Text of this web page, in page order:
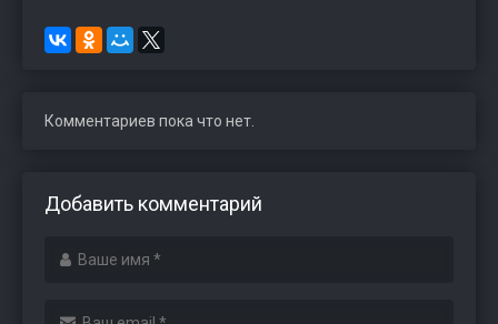
Комментариев пока что нет.
Добавить комментарий